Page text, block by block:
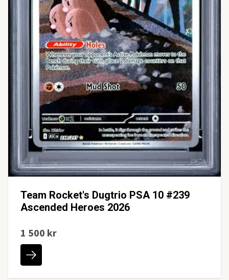
Team Rocket's Dugtrio PSA 10 #239
Ascended Heroes 2026
1 500 kr